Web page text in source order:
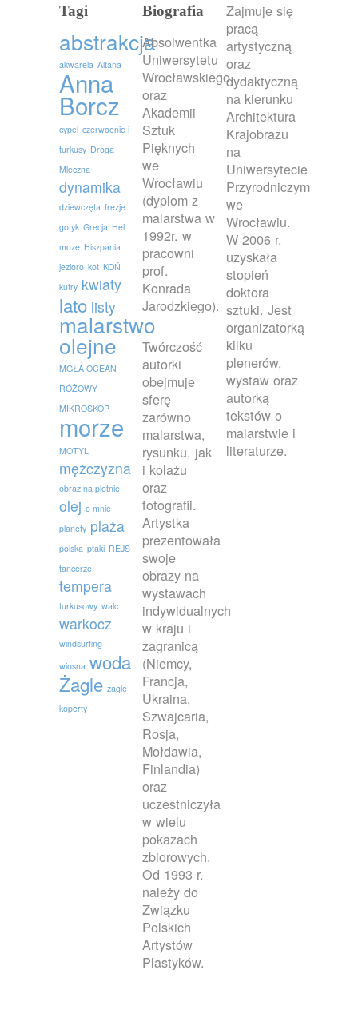
Tagi
abstrakcja
akwarela Altana
Anna
Borcz
cypel czerwoenie i
turkusy Droga
Mleczna
dynamika
dziewczęta frezje
gotyk Grecja Hel.
moze Hiszpania
jezioro kot KOŃ
kutry kwiaty
lato listy
malarstwo
olejne
MGŁA OCEAN
RÓŻOWY
MIKROSKOP
morze
MOTYL
mężczyzna
obraz na plotnie
olej o mnie
planety plaża
polska ptaki REJS
tancerze
tempera
turkusowy walc
warkocz
windsurfing
wiosna woda
Żagle żagle
koperty
Biografia
Absolwentka
Uniwersytetu
Wrocławskiego
oraz
Akademii
Sztuk
Pięknych
we
Wrocławiu
(dyplom z
malarstwa w
1992r. w
pracowni
prof.
Konrada
Jarodzkiego).
Twórczość
autorki
obejmuje
sferę
zarówno
malarstwa,
rysunku, jak
i kolażu
oraz
fotografii.
Artystka
prezentowała
swoje
obrazy na
wystawach
indywidualnych
w kraju i
zagranicą
(Niemcy,
Francja,
Ukraina,
Szwajcaria,
Rosja,
Mołdawia,
Finlandia)
oraz
uczestniczyła
w wielu
pokazach
zbiorowych.
Od 1993 r.
należy do
Związku
Polskich
Artystów
Plastyków.
Zajmuje się
pracą
artystyczną
oraz
dydaktyczną
na kierunku
Architektura
Krajobrazu
na
Uniwersytecie
Przyrodniczym
we
Wrocławiu.
W 2006 r.
uzyskała
stopień
doktora
sztuki. Jest
organizatorką
kilku
plenerów,
wystaw oraz
autorką
tekstów o
malarstwie i
literaturze.